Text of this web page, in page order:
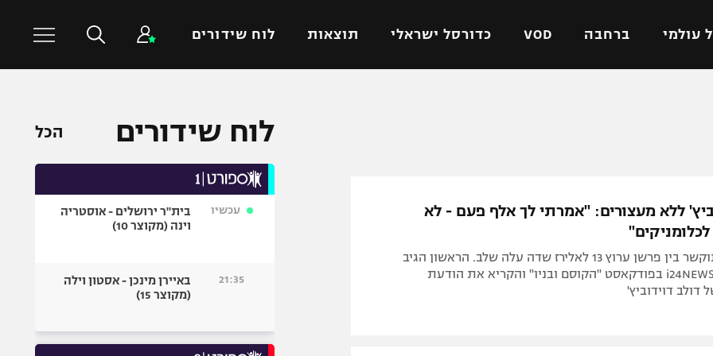
עולמי ברחבה VOD כדורסל ישראלי תוצאות לוח שידורים
ישראל
ליגה איטלקית
הפועל ירושלים
כדורסל עולמי
כדורעף
שחייה
ספורט אולימפי
היאבקות WWE
ללא מעצורים: "אמרתי לך אלף פעם - לא
העימות המתוקשר בין פרשן ערוץ 13 לאלירז שדה עלה שלב. הראשון הגיב
לדברי פרשן i24NEWS בפודקאסט "הקוסם ובניו" והקריא את הודעת
דולב דוידוביץ'
לוח שידורים הכל
עכשיו
בית"ר ירושלים - אוסטריה
וינה (מקוצר 10)
21:35
באיירן מינכן - אסטון וילה
(מקוצר 15)